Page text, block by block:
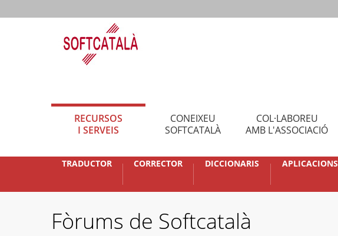
RECURSOS
I SERVEIS
CONEIXEU
SOFTCATALÀ
COL·LABOREU
AMB L'ASSOCIACIÓ
TRADUCTOR CORRECTOR DICCIONARIS APLICACIONS
Fòrums de Softcatalà